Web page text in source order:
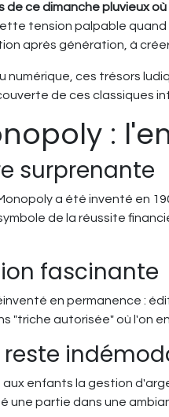
de ce dimanche pluvieux
tension palpable
après génération, à créer
numérique, ces trésors
de ces classiques
:
surprenante
a été inventé en
de la réussite
fascinante
en permanence :
"triche autorisée" où l'on
reste
aux enfants la gestion
une partie dans une